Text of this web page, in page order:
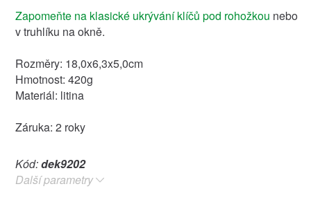
Zapomeňte na klasické ukrývání klíčů pod rohožkou nebo
v truhlíku na okně.
Rozměry: 18,0x6,3x5,0cm
Hmotnost: 420g
Materiál: litina
Záruka: 2 roky
Kód:dek9202
Další parametry